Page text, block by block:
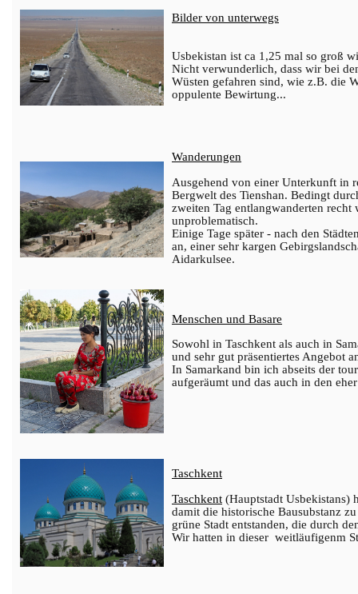
Bilder von unterwegs
Usbekistan ist ca 1,25 mal so groß
Nicht verwunderlich, dass wir bei
Wüsten gefahren sind, wie z.B. die
oppulente Bewirtung...
Wanderungen
Ausgehend von einer Unterkunft in
Bergwelt des Tienshan. Bedingt
zweiten Tag entlangwanderten
unproblematisch.
Einige Tage später - nach den
an, einer sehr kargen
Aidarkulsee.
Menschen und Basare
Sowohl in Taschkent als auch in
und sehr gut präsentiertes Angebot
In Samarkand bin ich abseits der
aufgeräumt und das auch in den
Taschkent
Taschkent (Hauptstadt Usbekistans)
damit die historische Bausubstanz
grüne Stadt entstanden, die durch
Wir hatten in dieser weitläufigenm